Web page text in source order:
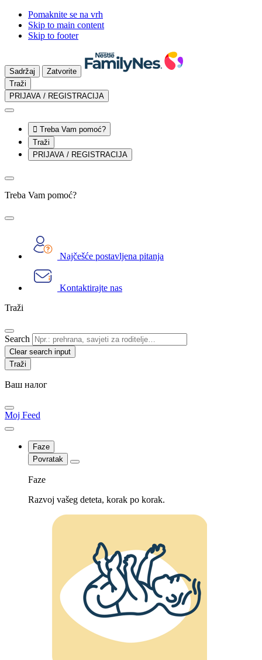
Pomaknite se na vrh
Skip to main content
Skip to footer
Sadržaj
Zatvorite
Traži
PRIJAVA / REGISTRACIJA
 Treba Vam pomoć?
Traži
PRIJAVA / REGISTRACIJA
Treba Vam pomoć?
Najčešće postavljena pitanja
Kontaktirajte nas
Traži
Search
Clear search input
Ваш налог
Moj Feed
Faze
Povratak
Faze
Razvoj vašeg deteta, korak po korak.